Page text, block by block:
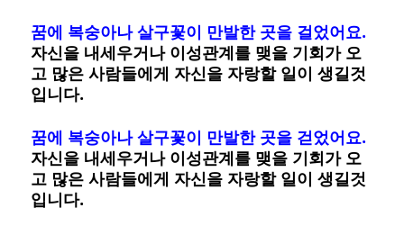
꿈에 복숭아나 살구꽃이 만발한 곳을 걸었어요.
자신을 내세우거나 이성관계를 맺을 기회가 오
고 많은 사람들에게 자신을 자랑할 일이 생길것
입니다.
꿈에 복숭아나 살구꽃이 만발한 곳을 걷었어요.
자신을 내세우거나 이성관계를 맺을 기회가 오
고 많은 사람들에게 자신을 자랑할 일이 생길것
입니다.